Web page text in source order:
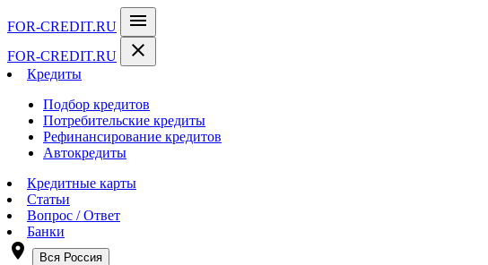
FOR-CREDIT.RU menu
FOR-CREDIT.RU close
Кредиты
Подбор кредитов
Потребительские кредиты
Рефинансирование кредитов
Автокредиты
Кредитные карты
Статьи
Вопрос / Ответ
Банки
room Вся Россия